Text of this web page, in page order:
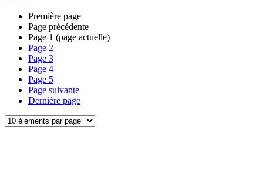
Première page
Page précédente
Page 1 (page actuelle)
Page 2
Page 3
Page 4
Page 5
Page suivante
Dernière page